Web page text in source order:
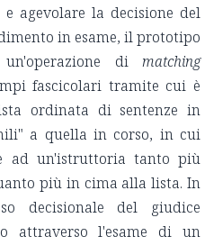
agevolare la decisione del
in esame, il prototipo
dimatching
fascicolari tramite cui è
ordinata di sentenze in
a quella in corso, in cui
ad un'istruttoria tanto più
più in cima alla lista. In
decisionale del giudice
attraverso l'esame di un